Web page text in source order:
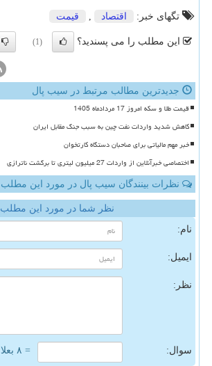
تگهای خبر:
اقتصاد قیمت
این مطلب را می پسندید؟ (1)
جدیدترین مطالب مرتبط در سیب پال
قیمت طلا و سکه امروز 17 مردادماه 1405
کاهش شدید واردات نفت چین به سبب جنگ مقابل ایران
خبر مهم مالیاتی برای صاحبان دستگاه کارتخوان
اختصاصی خبرآنلاین از واردات 27 میلیون لیتری تا برگشت ناترازی
نظرات بینندگان سیب پال در مورد این مطلب
نظر شما در مورد این مطلب
نام:
ایمیل:
نظر:
سوال: = ۸ بعلاوه ۱